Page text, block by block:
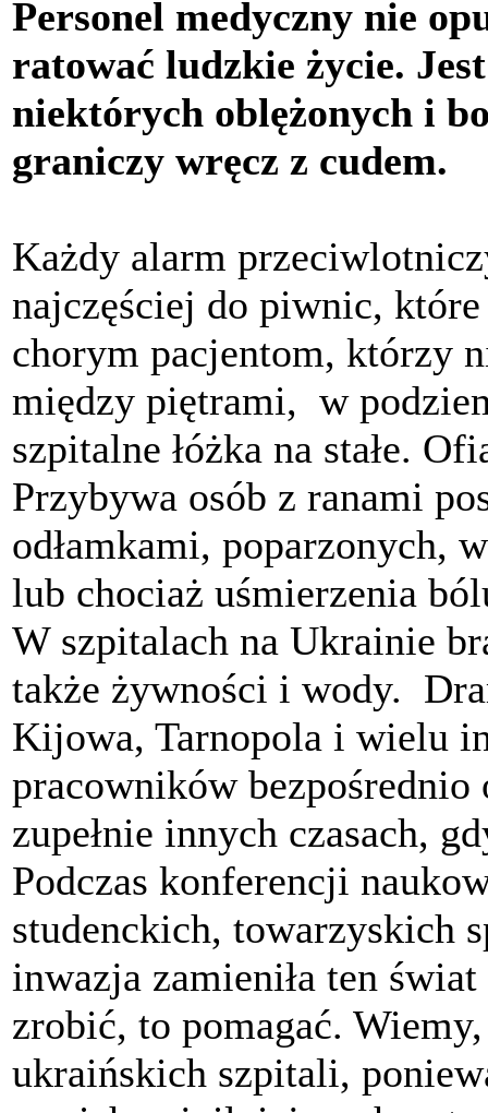
Personel medyczny nie
ratować ludzkie życie.
niektórych oblężonych i
graniczy wręcz z cudem.
Każdy alarm
najczęściej do piwnic,
chorym pacjentom, którzy
między piętrami, w
szpitalne łóżka na stałe.
Przybywa osób z ranami
odłamkami, poparzonych,
lub chociaż uśmierzenia
W szpitalach na Ukrainie
także żywności i wody.
Kijowa, Tarnopola i wielu
pracowników
zupełnie innych czasach,
Podczas konferencji
studenckich, towarzyskich
inwazja zamieniła ten
zrobić, to pomagać.
ukraińskich szpitali,